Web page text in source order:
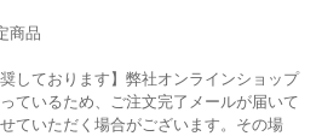
商品
しております】弊社オンラインショップ
ているため、ご注文完了メールが届いて
ていただく場合がございます。その場